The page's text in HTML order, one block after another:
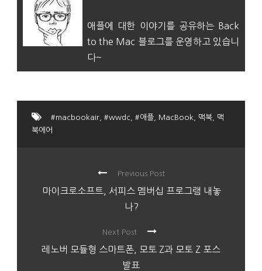
애플에 대한 이야기를 공유하는 Back
to the Mac 블로그를 운영하고 있습니
다~
#macbookair #wwdc #애플 MacBook 맥북
맥
북에어
Previous Post
마이크로소프트, 서피스 멤버십 프로그램 내놓
나?
Next Post
레노버 모듈형 스마트폰, 모토 Z과 모토 Z 포스
발표